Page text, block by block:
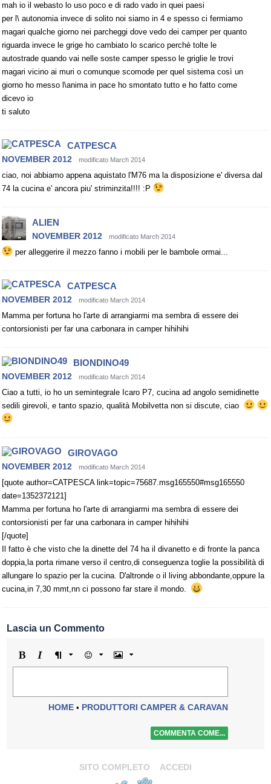
mah io il webasto lo uso poco e di rado vado in quei paesi
per l\ autonomia invece di solito noi siamo in 4 e spesso ci fermiamo
magari qualche giorno nei parcheggi dove vedo dei camper per quanto
riguarda invece le grige ho cambiato lo scarico perchè tolte le
autostrade quando vai nelle soste camper spesso le griglie le trovi
magari vicino ai muri o comunque scomode per quel sistema così un
giorno ho messo l\anima in pace ho smontato tutto e ho fatto come
dicevo io
ti saluto
CATPESCA
NOVEMBER 2012 modificato March 2014
ciao, noi abbiamo appena aquistato l'M76 ma la disposizione e' diversa dal
74 la cucina e' ancora piu' striminzita!!!! :P
ALIEN
NOVEMBER 2012 modificato March 2014
per alleggerire il mezzo fanno i mobili per le bambole ormai...
CATPESCA
NOVEMBER 2012 modificato March 2014
Mamma per fortuna ho l'arte di arrangiarmi ma sembra di essere dei
contorsionisti per far una carbonara in camper hihihihi
BIONDINO49
NOVEMBER 2012 modificato March 2014
Ciao a tutti, io ho un semintegrale Icaro P7, cucina ad angolo semidinette
sedili girevoli, e tanto spazio, qualità Mobilvetta non si discute, ciao
GIROVAGO
NOVEMBER 2012 modificato March 2014
[quote author=CATPESCA link=topic=75687.msg165550#msg165550
date=1352372121]
Mamma per fortuna ho l'arte di arrangiarmi ma sembra di essere dei
contorsionisti per far una carbonara in camper hihihihi
[/quote]
Il fatto è che visto che la dinette del 74 ha il divanetto e di fronte la panca
doppia,la porta rimane verso il centro,di conseguenza toglie la possibilità di
allungare lo spazio per la cucina. D'altronde o il living abbondante,oppure la
cucina,in 7,30 mmt,nn ci possono far stare il mondo.
Lascia un Commento
GrassettoCorsivo Formato Emoji
HOME • PRODUTTORI CAMPER & CARAVAN
COMMENTA COME...
SITO COMPLETO ACCEDI